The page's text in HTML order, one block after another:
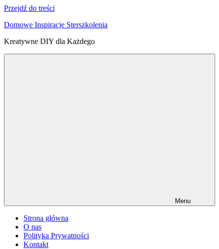
Przejdź do treści
Domowe Inspiracje Sterszkolenia
Kreatywne DIY dla Każdego
Menu
Strona główna
O nas
Polityka Prywatności
Kontakt